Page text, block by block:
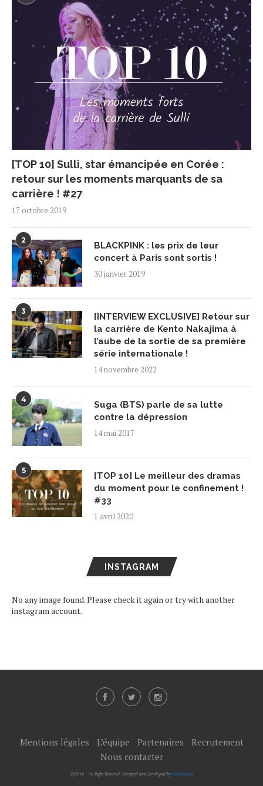
[TOP 10] Sulli, star émancipée en Corée :
retour sur les moments marquants de sa
carrière ! #27
17 octobre 2019
2
BLACKPINK : les prix de leur
concert à Paris sont sortis !
30 janvier 2019
3
[INTERVIEW EXCLUSIVE] Retour sur
la carrière de Kento Nakajima à
l’aube de la sortie de sa première
série internationale !
14 novembre 2022
4
Suga (BTS) parle de sa lutte
contre la dépression
14 mai 2017
5
[TOP 10] Le meilleur des dramas
du moment pour le confinement !
#33
1 avril 2020
INSTAGRAM
No any image found. Please check it again or try with another
instagram account.
Mentions légales L’équipe Partenaires
Recrutement
Nous contacter
@2019 - All Right Reserved. Designed and Developed by PenciDesign